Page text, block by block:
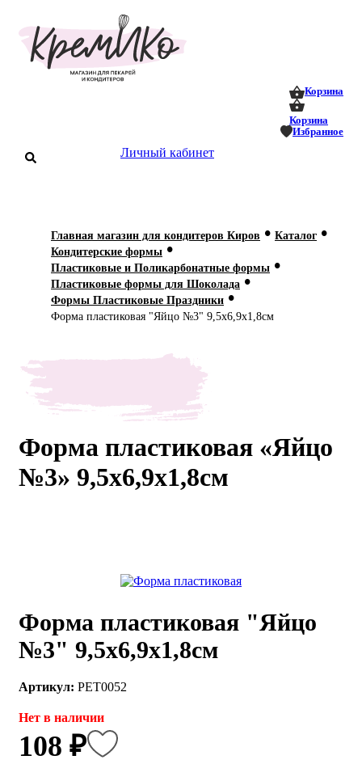
Корзина
Корзина
Избранное
Личный кабинет
Мастер-
классы
звонок
Главная магазин для кондитеров Киров • Каталог •
Кондитерские формы •
Пластиковые и Поликарбонатные формы •
Пластиковые формы для Шоколада •
Формы Пластиковые Праздники •
Форма пластиковая "Яйцо №3" 9,5х6,9х1,8см
Форма пластиковая «Яйцо
№3» 9,5х6,9х1,8см
Форма пластиковая "Яйцо
№3" 9,5х6,9х1,8см
Артикул: PET0052
Нет в наличии
108 ₽